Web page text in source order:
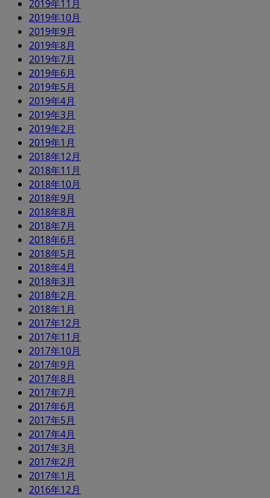
2019年11月
2019年10月
2019年9月
2019年8月
2019年7月
2019年6月
2019年5月
2019年4月
2019年3月
2019年2月
2019年1月
2018年12月
2018年11月
2018年10月
2018年9月
2018年8月
2018年7月
2018年6月
2018年5月
2018年4月
2018年3月
2018年2月
2018年1月
2017年12月
2017年11月
2017年10月
2017年9月
2017年8月
2017年7月
2017年6月
2017年5月
2017年4月
2017年3月
2017年2月
2017年1月
2016年12月